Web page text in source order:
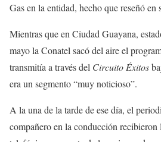
Gas en la entidad, hecho que reseñó en
Mientras que en Ciudad Guayana,
mayo la Conatel sacó del aire el
transmitía a través del Circuito Éxitos
era un segmento “muy noticioso”.
A la una de la tarde de ese día, el
compañero en la conducción